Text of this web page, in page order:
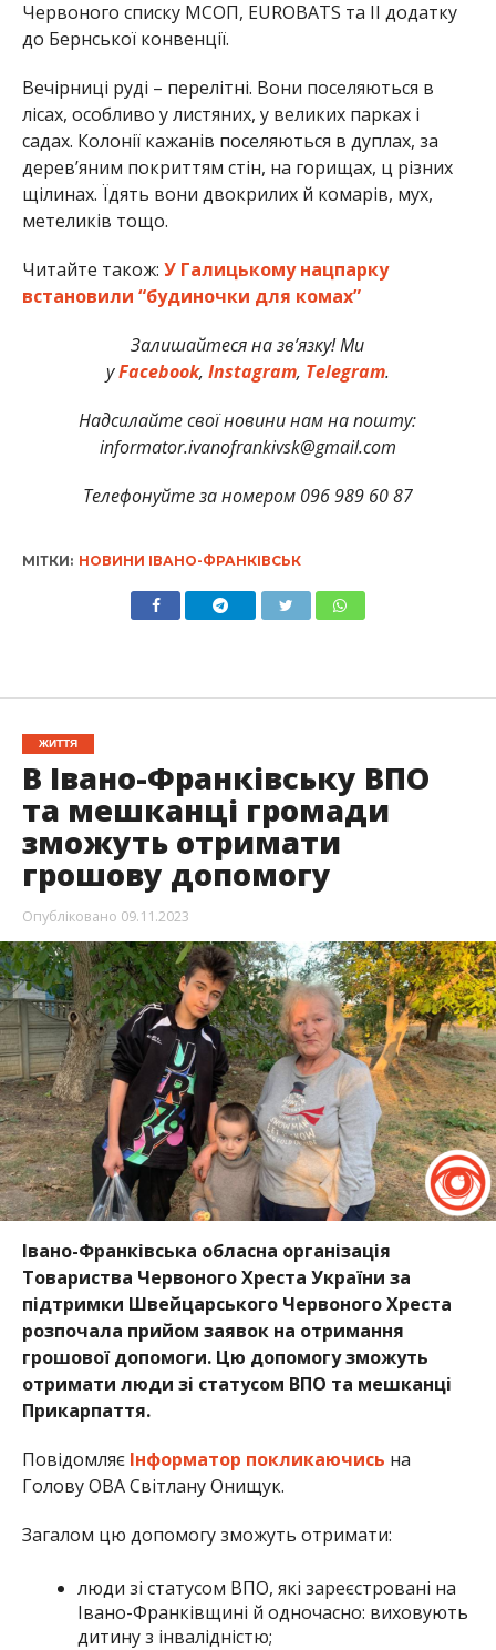
Червоного списку МСОП, EUROBATS та ІІ додатку
до Бернської конвенції.
Вечірниці руді – перелітні. Вони поселяються в
лісах, особливо у листяних, у великих парках і
садах. Колонії кажанів поселяються в дуплах, за
дерев’яним покриттям стін, на горищах, ц різних
щілинах. Їдять вони двокрилих й комарів, мух,
метеликів тощо.
Читайте також: У Галицькому нацпарку
встановили “будиночки для комах”
Залишайтеся на зв’язку! Ми
уFacebook, Instagram, Telegram.
Надсилайте свої новини нам на пошту:
informator.ivanofrankivsk@gmail.com
Телефонуйте за номером 096 989 60 87
МІТКИ: НОВИНИ ІВАНО-ФРАНКІВСЬК
ЖИТТЯ
В Івано-Франківську ВПО
та мешканці громади
зможуть отримати
грошову допомогу
Опубліковано 09.11.2023
Івано-Франківська обласна організація
Товариства Червоного Хреста України за
підтримки Швейцарського Червоного Хреста
розпочала прийом заявок на отримання
грошової допомоги. Цю допомогу зможуть
отримати люди зі статусом ВПО та мешканці
Прикарпаття.
Повідомляє Інформатор покликаючись на
Голову ОВА Світлану Онищук.
Загалом цю допомогу зможуть отримати:
люди зі статусом ВПО, які зареєстровані на
Івано-Франківщині й одночасно: виховують
дитину з інвалідністю;